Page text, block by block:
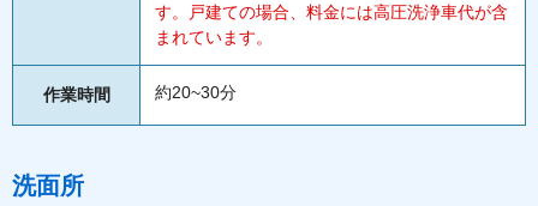
す。戸建ての場合、料金には高圧洗浄車代が含
まれています。
作業時間 約20~30分
洗面所